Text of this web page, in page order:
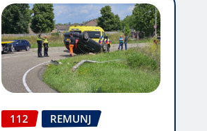
112 REMUNJ